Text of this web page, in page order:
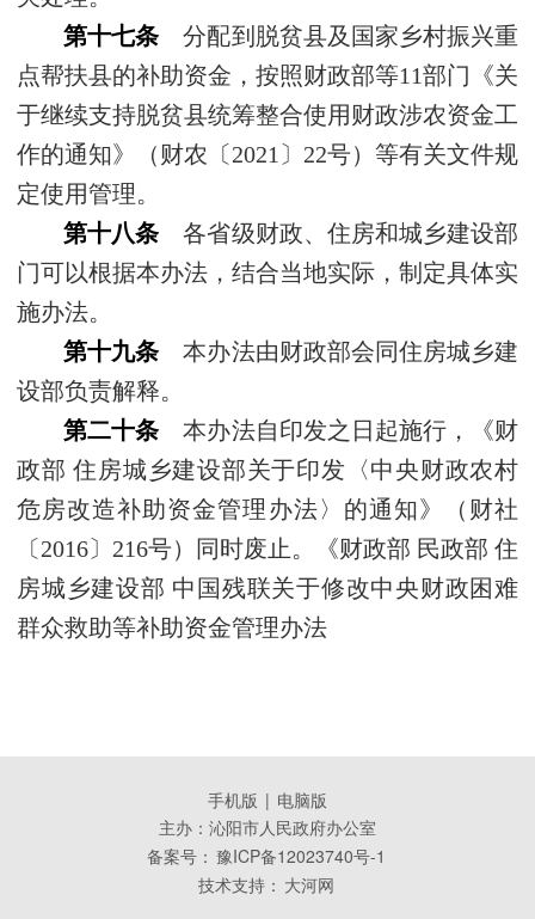
第十七条 分配到脱贫县及国家乡村振兴重
点帮扶县的补助资金，按照财政部等11部门《关
于继续支持脱贫县统筹整合使用财政涉农资金工
作的通知》（财农〔2021〕22号）等有关文件规
定使用管理。
第十八条 各省级财政、住房和城乡建设部
门可以根据本办法，结合当地实际，制定具体实
施办法。
第十九条 本办法由财政部会同住房城乡建
设部负责解释。
第二十条 本办法自印发之日起施行，《财
政部 住房城乡建设部关于印发〈中央财政农村
危房改造补助资金管理办法〉的通知》（财社
〔2016〕216号）同时废止。《财政部 民政部 住
房城乡建设部 中国残联关于修改中央财政困难
群众救助等补助资金管理办法
手机版 | 电脑版
主办：沁阳市人民政府办公室
备案号： 豫ICP备12023740号-1
技术支持： 大河网